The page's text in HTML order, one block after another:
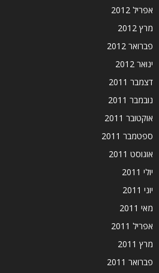
אפריל 2012
מרץ 2012
פברואר 2012
ינואר 2012
דצמבר 2011
נובמבר 2011
אוקטובר 2011
ספטמבר 2011
אוגוסט 2011
יולי 2011
יוני 2011
מאי 2011
אפריל 2011
מרץ 2011
פברואר 2011